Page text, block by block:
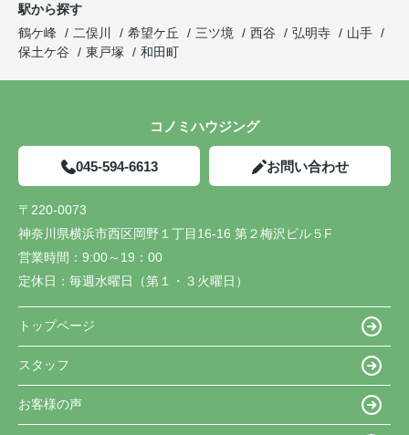
駅から探す
鶴ケ峰
二俣川 希望ケ丘 三ツ境 西谷 弘明寺
山手
保土ケ谷
東戸塚 和田町
コノミハウジング
045-594-6613 お問い合わせ
〒220-0073
神奈川県横浜市西区岡野１丁目16-16 第２梅沢ビル５F
営業時間： 9:00～19：00
定休日： 毎週水曜日（第１・３火曜日）
トップページ
スタッフ
お客様の声